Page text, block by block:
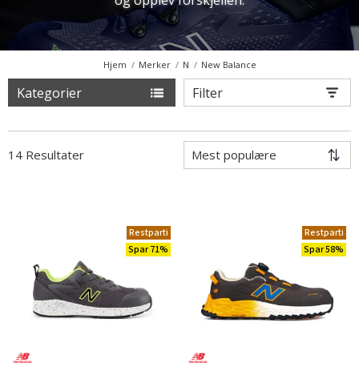
Hjem Merker N New Balance
Kategorier Filter
14 Resultater
Restparti
Spar 71%
Restparti
Spar 58%